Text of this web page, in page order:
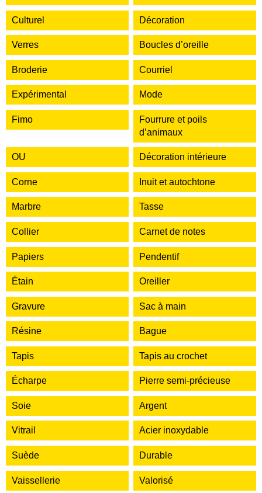
Culturel Décoration
Verres Boucles d’oreille
Broderie Courriel
Expérimental Mode
Fimo
Fourrure et poils
d’animaux
OU Décoration intérieure
Corne Inuit et autochtone
Marbre Tasse
Collier Carnet de notes
Papiers Pendentif
Étain Oreiller
Gravure Sac à main
Résine Bague
Tapis Tapis au crochet
Écharpe Pierre semi-précieuse
Soie Argent
Vitrail Acier inoxydable
Suède Durable
Vaissellerie Valorisé